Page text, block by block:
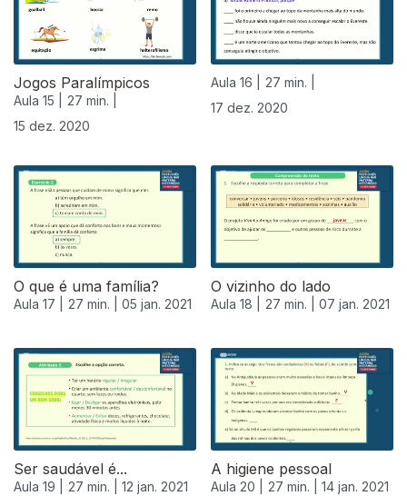
Jogos Paralímpicos
Aula 15 |
27 min. |
15 dez. 2020
Aula 16 |
27 min. |
17 dez. 2020
O que é uma família?
Aula 17 | 27 min. | 05 jan. 2021
O vizinho do lado
Aula 18 | 27 min. | 07 jan. 2021
Ser saudável é...
Aula 19 | 27 min. | 12 jan. 2021
A higiene pessoal
Aula 20 | 27 min. | 14 jan. 2021